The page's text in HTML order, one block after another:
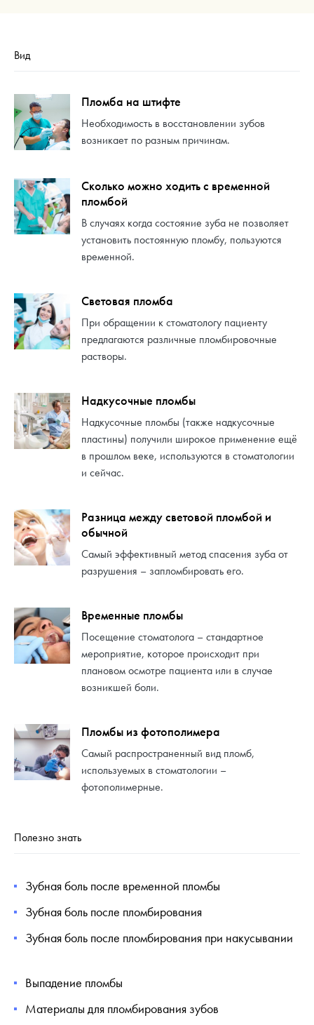
Вид
Пломба на штифте
Необходимость в восстановлении зубов
возникает по разным причинам.
Сколько можно ходить с временной
пломбой
В случаях когда состояние зуба не позволяет
установить постоянную пломбу, пользуются
временной.
Световая пломба
При обращении к стоматологу пациенту
предлагаются различные пломбировочные
растворы.
Надкусочные пломбы
Надкусочные пломбы (также надкусочные
пластины) получили широкое применение ещё
в прошлом веке, используются в стоматологии
и сейчас.
Разница между световой пломбой и
обычной
Самый эффективный метод спасения зуба от
разрушения – запломбировать его.
Временные пломбы
Посещение стоматолога – стандартное
мероприятие, которое происходит при
плановом осмотре пациента или в случае
возникшей боли.
Пломбы из фотополимера
Самый распространенный вид пломб,
используемых в стоматологии –
фотополимерные.
Полезно знать
Зубная боль после временной пломбы
Зубная боль после пломбирования
Зубная боль после пломбирования при накусывании
Выпадение пломбы
Материалы для пломбирования зубов